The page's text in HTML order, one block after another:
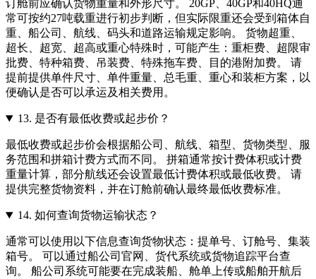
订舱前应确认货物重量和外形尺寸。 20GP、40GP和40HQ通
常可按约27吨载重进行初步判断，但实际限重还会受到箱体自
重、船公司、航线、码头和道路运输规定影响。 货物超重、
超长、超宽、超高或重心特殊时，可能产生：重柜费、超限审
批费、特种箱费、吊装费、特殊拖车费、目的港附加费。 请
提前提供单件尺寸、单件重量、总毛重、重心和装柜方案，以
便确认是否可以承运及相关费用。
13. 是否有最低收费或起步价？
最低收费或起步价会根据船公司、航线、箱型、货物类型、服
务范围和拼箱计费方式而不同。 拼箱通常按计费体积或计费
重量计算，部分航线还会设置最低计费体积或最低收费。 请
提供完整货物资料，并在订舱前确认最终最低收费标准。
14. 如何查询货物运输状态？
通常可以使用以下信息查询货物状态：提单号、订舱号、集装
箱号。 可以通过船公司官网、货代系统或货物追踪平台查
询。 船公司系统可能要在完成装船、舱单上传或船舶开航后